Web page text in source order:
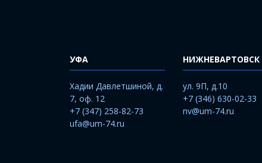
УФА
Хадии Давлетшиной, д.
7, оф. 12
+7 (347) 258-82-73
ufa@um-74.ru
НИЖНЕВАРТОВСК
ул. 9П, д.10
+7 (346) 630-02-33
nv@um-74.ru